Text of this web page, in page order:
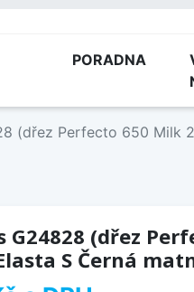
PORADNA
(dřez Perfecto 650 Milk
G24828 (dřez
S Černá